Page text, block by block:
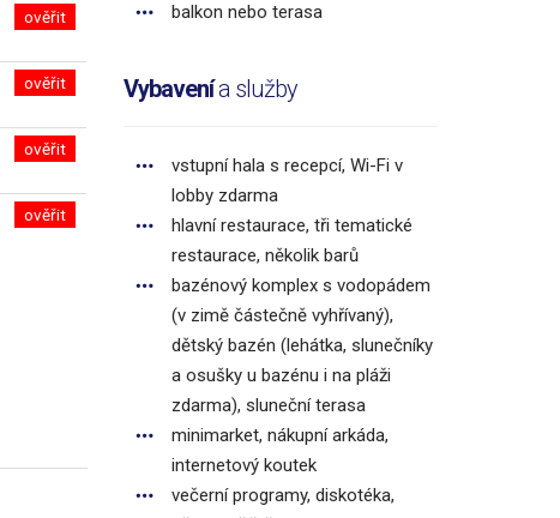
ověřit
ověřit
ověřit
ověřit
balkon nebo terasa
Vybavenía služby
vstupní hala s recepcí, Wi-Fi v
lobby zdarma
hlavní restaurace, tři tematické
restaurace, několik barů
bazénový komplex s vodopádem
(v zimě částečně vyhřívaný),
dětský bazén (lehátka, slunečníky
a osušky u bazénu i na pláži
zdarma), sluneční terasa
minimarket, nákupní arkáda,
internetový koutek
večerní programy, diskotéka,